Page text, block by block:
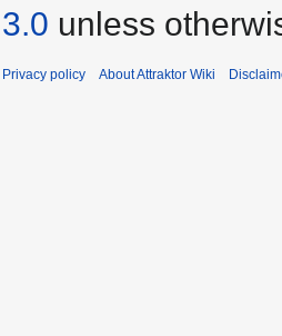
3.0 unless
Privacy policy About Attraktor Wiki